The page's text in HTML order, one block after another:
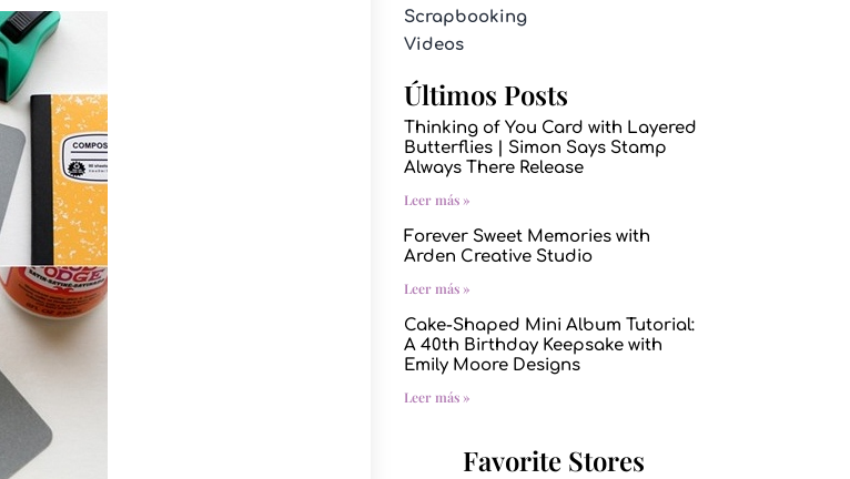
Scrapbooking
Videos
Últimos Posts
Thinking of You Card with Layered
Butterflies | Simon Says Stamp
Always There Release
Leer más »
Forever Sweet Memories with
Arden Creative Studio
Leer más »
Cake-Shaped Mini Album Tutorial:
A 40th Birthday Keepsake with
Emily Moore Designs
Leer más »
Favorite Stores